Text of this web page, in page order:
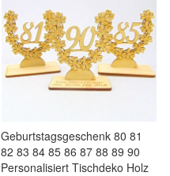
Geburtstagsgeschenk 80 81
82 83 84 85 86 87 88 89 90
Personalisiert Tischdeko Holz